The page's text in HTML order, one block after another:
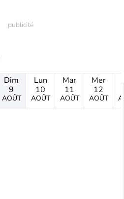
Dim
9
AOÛT
Lun
10
AOÛT
Mar
11
AOÛT
Mer
12
AOÛT